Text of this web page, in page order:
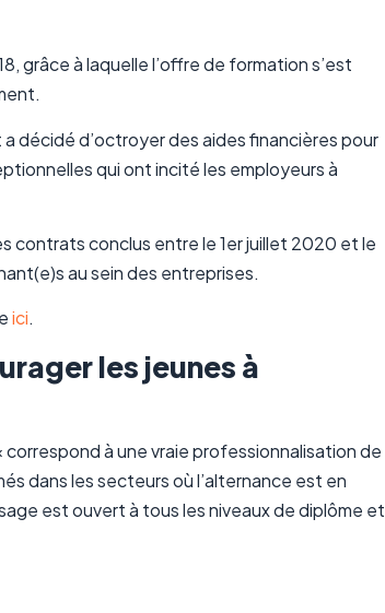
grâce à laquelle l’offre de formation s’est
décidé d’octroyer des aides financières pour
qui ont incité les employeurs à
contrats conclus entre le 1er juillet 2020 et le
au sein des entreprises.
ici.
les jeunes à
à une vraie professionnalisation de
dans les secteurs où l’alternance est en
est ouvert à tous les niveaux de diplôme et